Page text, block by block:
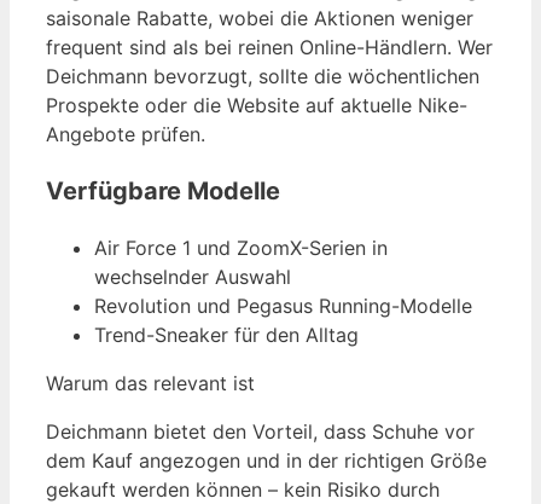
saisonale Rabatte, wobei die Aktionen weniger
frequent sind als bei reinen Online-Händlern. Wer
Deichmann bevorzugt, sollte die wöchentlichen
Prospekte oder die Website auf aktuelle Nike-
Angebote prüfen.
Verfügbare Modelle
Air Force 1 und ZoomX-Serien in
wechselnder Auswahl
Revolution und Pegasus Running-Modelle
Trend-Sneaker für den Alltag
Warum das relevant ist
Deichmann bietet den Vorteil, dass Schuhe vor
dem Kauf angezogen und in der richtigen Größe
gekauft werden können – kein Risiko durch